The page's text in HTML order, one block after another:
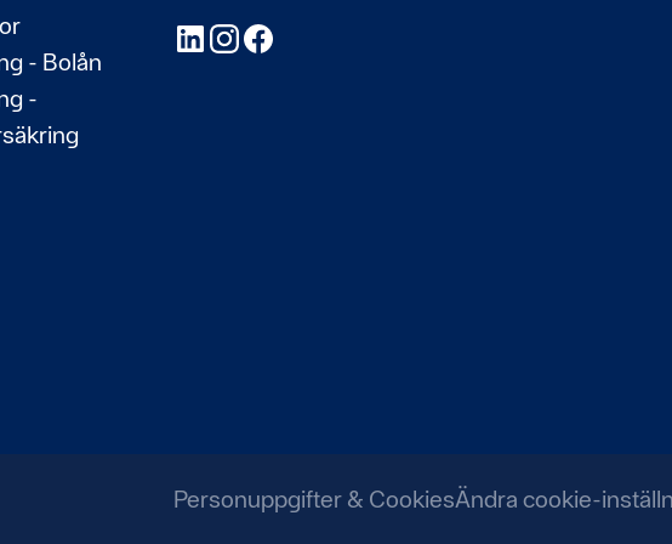
- Bolån
-
LinkedInInstagram
Personuppgifter & CookiesÄndra cookie-